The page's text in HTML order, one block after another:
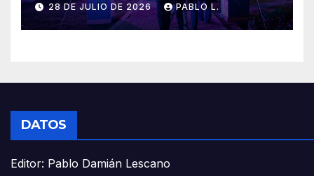
28 DE JULIO DE 2026 PABLO L.
DATOS
Editor: Pablo Damián Lescano